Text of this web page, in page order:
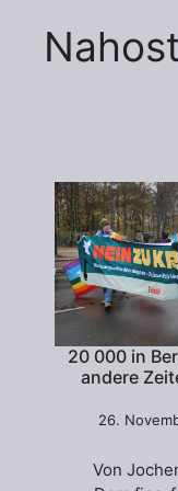
20 000 in
andere
26.
Von